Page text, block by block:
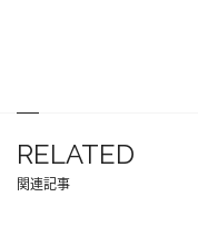
RELATED
関連記事